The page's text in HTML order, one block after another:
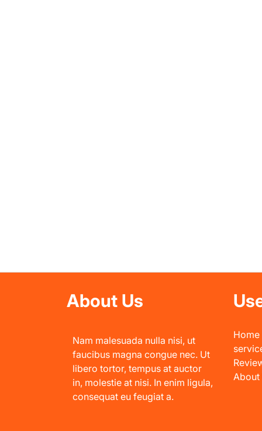
About Us
Nam malesuada nulla nisi, ut
faucibus magna congue nec. Ut
libero tortor, tempus at auctor
in, molestie at nisi. In enim ligula,
consequat eu feugiat a.
Home
About